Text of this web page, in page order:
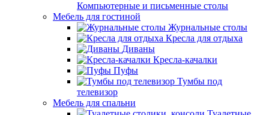
Компьютерные и письменные столы
Мебель для гостиной
Журнальные столы
Кресла для отдыха
Диваны
Кресла-качалки
Пуфы
Тумбы под
телевизор
Мебель для спальни